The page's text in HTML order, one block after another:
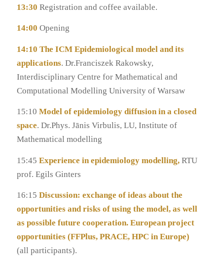
13:30 Registration and coffee available.
14:00 Opening
14:10 The ICM Epidemiological model and its
applications. Dr.Franciszek Rakowsky,
Interdisciplinary Centre for Mathematical and
Computational Modelling University of Warsaw
15:10 Model of epidemiology diffusion in a closed
space. Dr.Phys. Jānis Virbulis, LU, Institute of
Mathematical modelling
15:45 Experience in epidemiology modelling, RTU
prof. Egils Ginters
16:15 Discussion: exchange of ideas about the
opportunities and risks of using the model, as well
as possible future cooperation. European project
opportunities (FFPlus, PRACE, HPC in Europe)
(all participants).